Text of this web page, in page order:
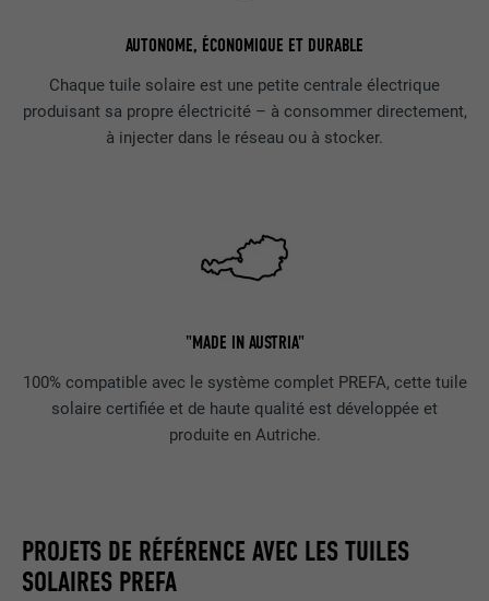
AUTONOME, ÉCONOMIQUE ET DURABLE
Chaque tuile solaire est une petite centrale électrique
produisant sa propre électricité – à consommer directement,
à injecter dans le réseau ou à stocker.
"MADE IN AUSTRIA"
100% compatible avec le système complet PREFA, cette tuile
solaire certifiée et de haute qualité est développée et
produite en Autriche.
PROJETS DE RÉFÉRENCE AVEC LES TUILES
SOLAIRES PREFA